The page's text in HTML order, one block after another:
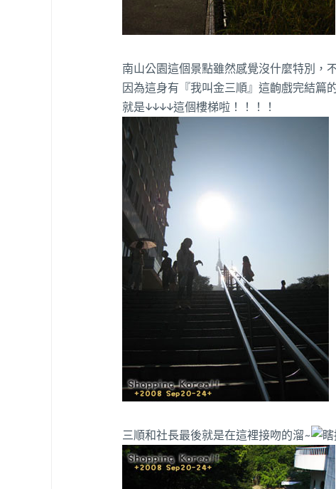
南山公園這個景點雖然感覺沒什麼特別，
因為這身有『我叫金三順』這齣戲完結篇
就是↓↓↓↓這個樓梯啦！！！！
三順和社長最後就是在這裡接吻的溜~